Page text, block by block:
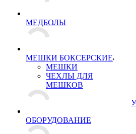
МЕДБОЛЫ
МЕШКИ БОКСЕРСКИЕ
МЕШКИ
ЧЕХЛЫ ДЛЯ
МЕШКОВ
ОБОРУДОВАНИЕ